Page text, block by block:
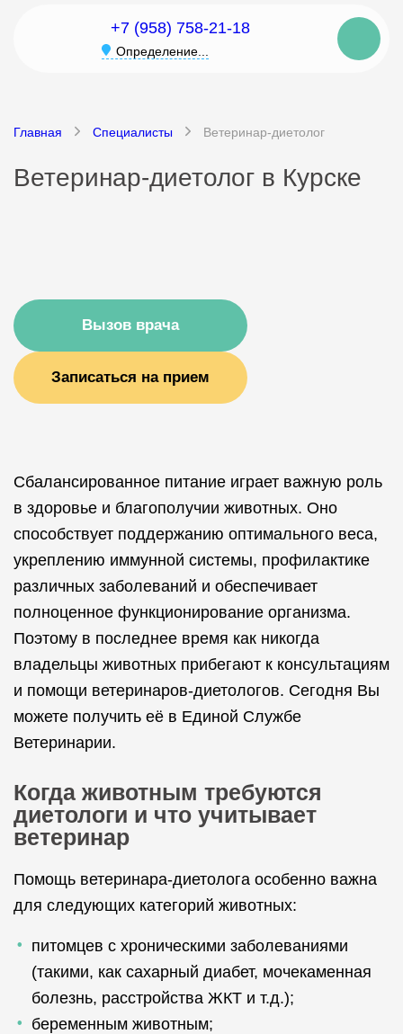
+7 (958) 758-21-18
Определение...
Главная Специалисты Ветеринар-диетолог
Ветеринар-диетолог в Курске
Вызов врача
Записаться на прием
Сбалансированное питание играет важную роль
в здоровье и благополучии животных. Оно
способствует поддержанию оптимального веса,
укреплению иммунной системы, профилактике
различных заболеваний и обеспечивает
полноценное функционирование организма.
Поэтому в последнее время как никогда
владельцы животных прибегают к консультациям
и помощи ветеринаров-диетологов. Сегодня Вы
можете получить её в Единой Службе
Ветеринарии.
Когда животным требуются
диетологи и что учитывает
ветеринар
Помощь ветеринара-диетолога особенно важна
для следующих категорий животных:
питомцев с хроническими заболеваниями
(такими, как сахарный диабет, мочекаменная
болезнь, расстройства ЖКТ и т.д.);
беременным животным;